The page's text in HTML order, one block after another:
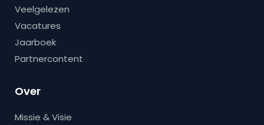
Veelgelezen
Vacatures
Jaarboek
Partnercontent
Over
Missie & Visie